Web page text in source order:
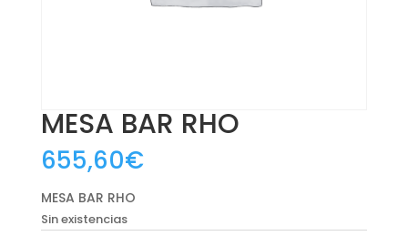
MESA BAR RHO
655,60€
MESA BAR RHO
Sin existencias